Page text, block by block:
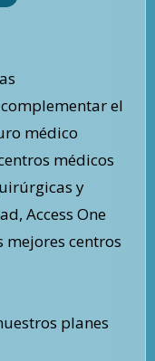
el
médico
médicos
y
Access One
centros
planes